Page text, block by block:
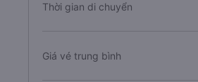
Thời gian di chuyển
Giá vé trung bình